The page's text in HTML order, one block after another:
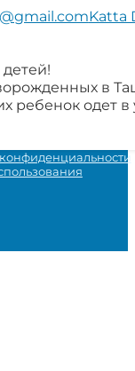
Katta
в
ребенок одет